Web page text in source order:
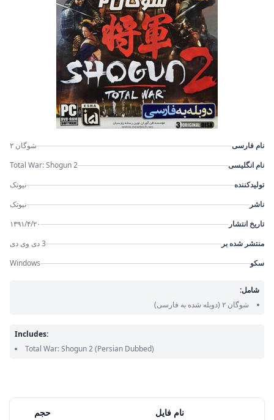
نام فایل حجم
نام فارسی
شوگان ۲
نام انگلیسی
Total War: Shogun 2
تولیدکننده
نیوتک
ناشر
نیوتک
تاریخ انتشار
۱۳۹۱/۴/۲۰
منتشر شده بر
3 دی وی دی
سکو
Windows
شامل:
شوگان ۲
(دوبله شده به فارسی)
Includes:
Total War: Shogun 2(Persian Dubbed)